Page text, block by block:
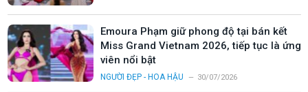
Emoura Phạm giữ phong độ tại bán kết
Miss Grand Vietnam 2026, tiếp tục là ứng
viên nổi bật
NGƯỜI ĐẸP - HOA HẬU 30/07/2026